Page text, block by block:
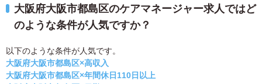
大阪府大阪市都島区のケアマネージャー求人ではど
のような条件が人気ですか？
以下のような条件が人気です。
大阪府大阪市都島区×高収入
大阪府大阪市都島区×年間休日110日以上